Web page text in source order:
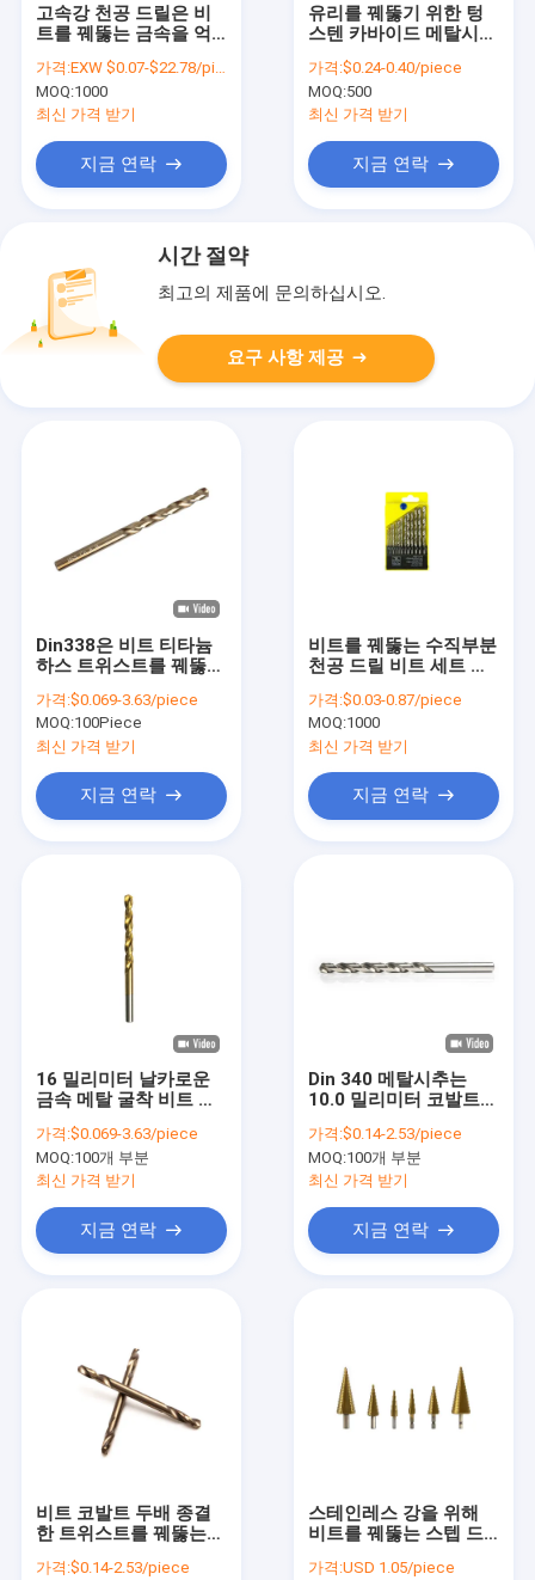
회사 소개
공장 견학
고속강 천공 드릴은 비
트를 꿰뚫는 금속을 억
가격:EXW $0.07-$22.78/piece
MOQ:1000
최신 가격 받기
지금 연락
유리를 꿰뚫기 위한 텅
스텐 카바이드 메탈시추
가격:$0.24-0.40/piece
MOQ:500
최신 가격 받기
지금 연락
시간 절약
최고의 제품에 문의하십시오.
요구 사항 제공
Din338은 비트 티타늄
하스 트위스트를 꿰뚫는
가격:$0.069-3.63/piece
MOQ:100Piece
최신 가격 받기
지금 연락
비트를 꿰뚫는 수직부분
천공 드릴 비트 세트 금
가격:$0.03-0.87/piece
MOQ:1000
최신 가격 받기
지금 연락
16 밀리미터 날카로운
금속 메탈 굴착 비트 주
트
가격:$0.069-3.63/piece
MOQ:100개 부분
최신 가격 받기
지금 연락
Din 340 메탈시추는
10.0 밀리미터 코발트
전문가를 물었습니다
가격:$0.14-2.53/piece
MOQ:100개 부분
최신 가격 받기
지금 연락
비트 코발트 두배 종결
한 트위스트를 꿰뚫는
가격:$0.14-2.53/piece
스테인레스 강을 위해
비트를 꿰뚫는 스텝 드
가격:USD 1.05/piece